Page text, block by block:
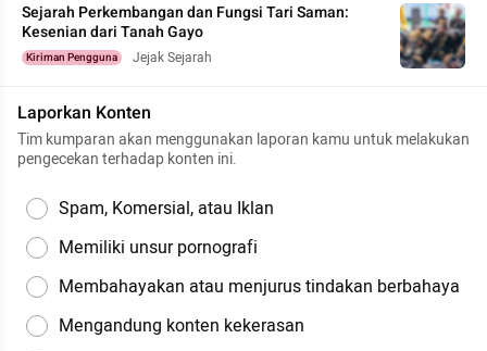
Sejarah Perkembangan dan Fungsi Tari Saman:
Kesenian dari Tanah Gayo
Kiriman Pengguna Jejak Sejarah
Laporkan Konten
Tim kumparan akan menggunakan laporan kamu untuk melakukan
pengecekan terhadap konten ini.
Spam, Komersial, atau Iklan
Memiliki unsur pornografi
Membahayakan atau menjurus tindakan berbahaya
Mengandung konten kekerasan